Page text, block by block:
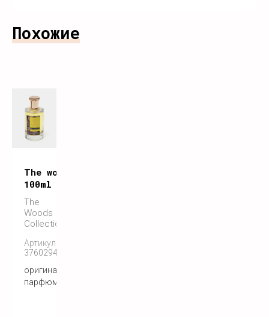
Похожие
The woods collection panorama
100ml
The
Woods
Collection
Артикул:
3760294350591
оригинальный
парфюм